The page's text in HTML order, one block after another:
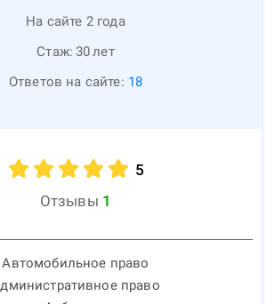
На сайте 2 года
Стаж: 30лет
Ответов на сайте: 18
5
Отзывы 1
Автомобильное право
право